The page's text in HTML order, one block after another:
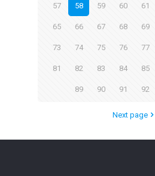
57 58 59 60 61
65 66 67 68 69
73 74 75 76 77
81 82 83 84 85
89 90 91 92
Next page